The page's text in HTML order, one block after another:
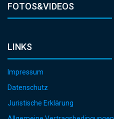
FOTOS&VIDEOS
LINKS
Impressum
Datenschutz
Juristische Erklärung